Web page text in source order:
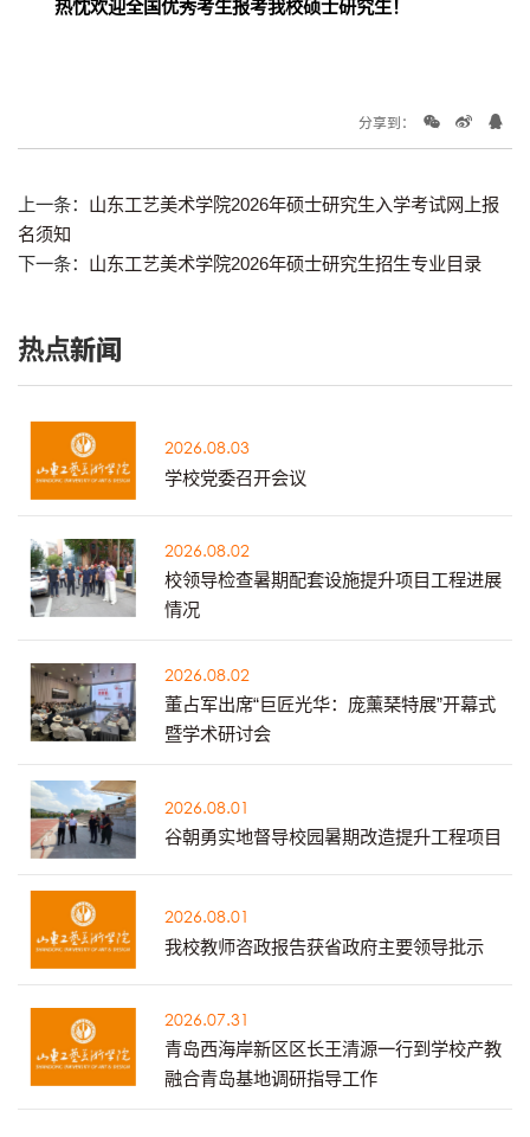
热忱欢迎全国优秀考生报考我校硕士研究生！
分享到：
上一条： 山东工艺美术学院2026年硕士研究生入学考试网上报
名须知
下一条： 山东工艺美术学院2026年硕士研究生招生专业目录
热点新闻
2026.08.03
学校党委召开会议
2026.08.02
校领导检查暑期配套设施提升项目工程进展
情况
2026.08.02
董占军出席“巨匠光华：庞薰琹特展”开幕式
暨学术研讨会
2026.08.01
谷朝勇实地督导校园暑期改造提升工程项目
2026.08.01
我校教师咨政报告获省政府主要领导批示
2026.07.31
青岛西海岸新区区长王清源一行到学校产教
融合青岛基地调研指导工作